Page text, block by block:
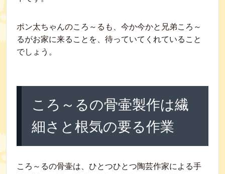
ポン太ちゃんのころ～るも、今か今かと兄弟ころ～
るがお家に来ることを、待っていてくれていること
でしょう。
ころ～るの骨壷製作は繊
細さと根気の要る作業
ころ～るの骨壷は、ひとつひとつ陶芸作家による手